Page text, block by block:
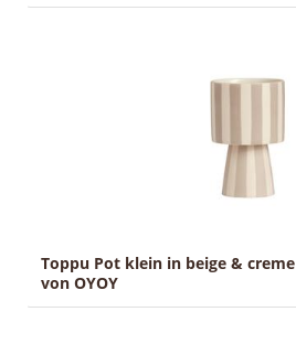
Toppu Pot klein in beige & creme
von OYOY